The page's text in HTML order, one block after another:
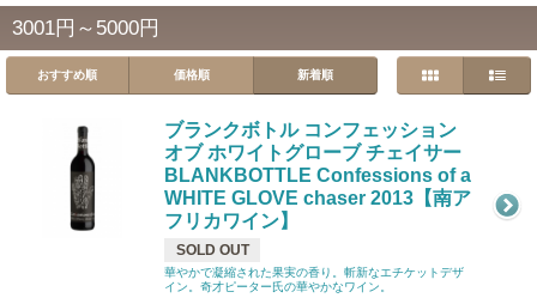
3001円～5000円
おすすめ順 価格順 新着順
ブランクボトル コンフェッション
オブ ホワイトグローブ チェイサー
BLANKBOTTLE Confessions of a
WHITE GLOVE chaser 2013【南ア
フリカワイン】
SOLD OUT
華やかで凝縮された果実の香り。斬新なエチケットデザ
イン。奇才ピーター氏の華やかなワイン。